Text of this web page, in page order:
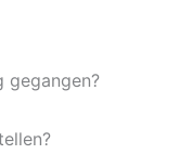
gegangen?